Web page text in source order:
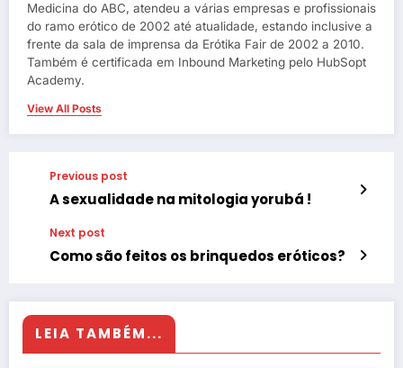
Medicina do ABC, atendeu a várias empresas e profissionais
do ramo erótico de 2002 até atualidade, estando inclusive a
frente da sala de imprensa da Erótika Fair de 2002 a 2010.
Também é certificada em Inbound Marketing pelo HubSopt
Academy.
View All Posts
Previous post
A sexualidade na mitologia yorubá !
Next post
Como são feitos os brinquedos eróticos?
LEIA TAMBÉM...